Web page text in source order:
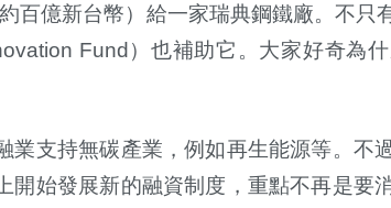
百億新台幣）給一家瑞典鋼鐵廠。不只
Fund）也補助它。大家好奇為
業支持無碳產業，例如再生能源等。不
開始發展新的融資制度，重點不再是要